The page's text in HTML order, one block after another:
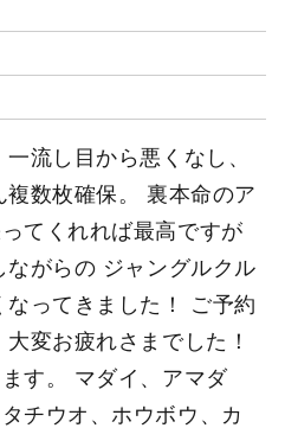
流し目から悪くなし、
数枚確保。 裏本命のア
てくれれば最高ですが
がらの ジャングルクル
ってきました！ ご予約
変お疲れさまでした！
す。 マダイ、アマダ
チウオ、ホウボウ、カ